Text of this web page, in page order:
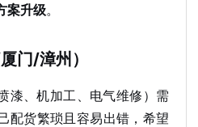
案升级。
门/漳州）
漆、机加工、电气维修）需
配货繁琐且容易出错，希望